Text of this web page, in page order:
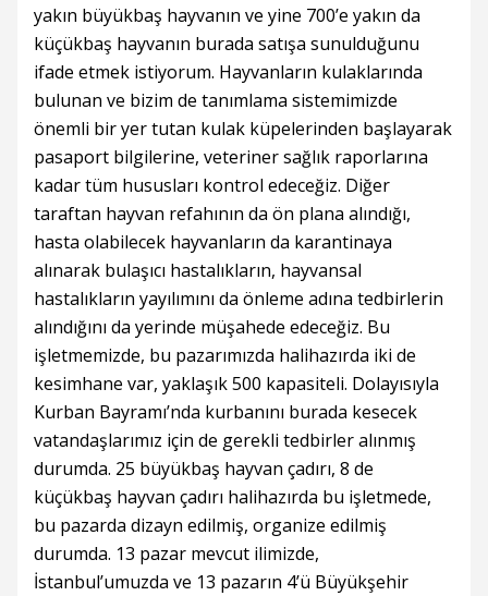
yakın büyükbaş hayvanın ve yine 700’e yakın da
küçükbaş hayvanın burada satışa sunulduğunu
ifade etmek istiyorum. Hayvanların kulaklarında
bulunan ve bizim de tanımlama sistemimizde
önemli bir yer tutan kulak küpelerinden başlayarak
pasaport bilgilerine, veteriner sağlık raporlarına
kadar tüm hususları kontrol edeceğiz. Diğer
taraftan hayvan refahının da ön plana alındığı,
hasta olabilecek hayvanların da karantinaya
alınarak bulaşıcı hastalıkların, hayvansal
hastalıkların yayılımını da önleme adına tedbirlerin
alındığını da yerinde müşahede edeceğiz. Bu
işletmemizde, bu pazarımızda halihazırda iki de
kesimhane var, yaklaşık 500 kapasiteli. Dolayısıyla
Kurban Bayramı’nda kurbanını burada kesecek
vatandaşlarımız için de gerekli tedbirler alınmış
durumda. 25 büyükbaş hayvan çadırı, 8 de
küçükbaş hayvan çadırı halihazırda bu işletmede,
bu pazarda dizayn edilmiş, organize edilmiş
durumda. 13 pazar mevcut ilimizde,
İstanbul’umuzda ve 13 pazarın 4’ü Büyükşehir